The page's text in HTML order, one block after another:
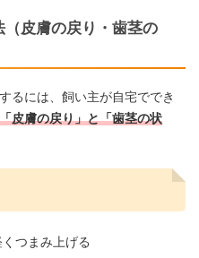
皮膚の戻り・歯茎の
るには、飼い主が自宅ででき
「皮膚の戻り」と「歯茎の状
つまみ上げる